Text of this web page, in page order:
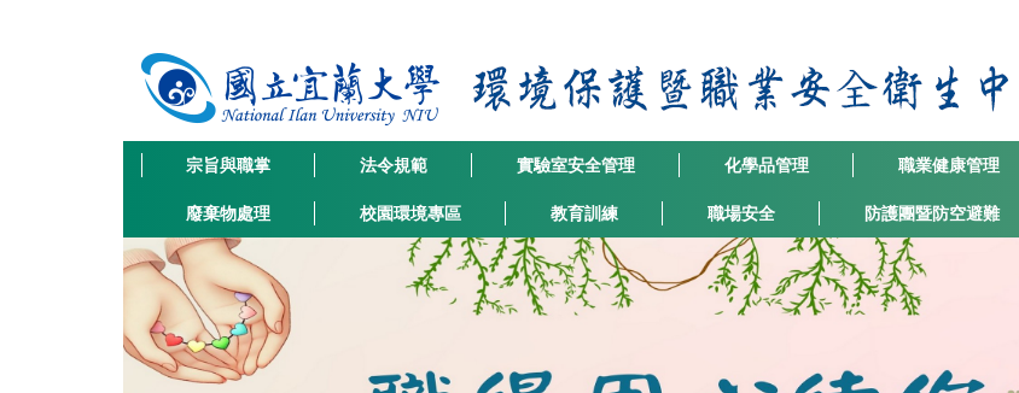
宗旨與職掌 法令規範 實驗室安全管理 化學品管理 職業健康管理
廢棄物處理 校園環境專區 教育訓練 職場安全 防護團暨防空避難